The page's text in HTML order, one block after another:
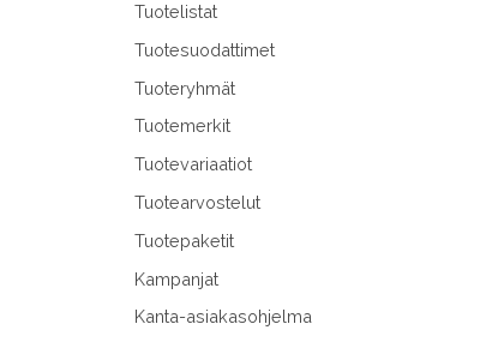
Tuotelistat
Tuotesuodattimet
Tuoteryhmät
Tuotemerkit
Tuotevariaatiot
Tuotearvostelut
Tuotepaketit
Kampanjat
Kanta-asiakasohjelma